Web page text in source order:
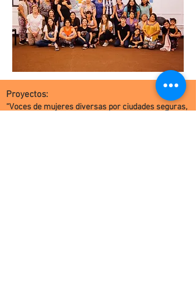
Proyectos:
“Voces de mujeres diversas por ciudades seguras,